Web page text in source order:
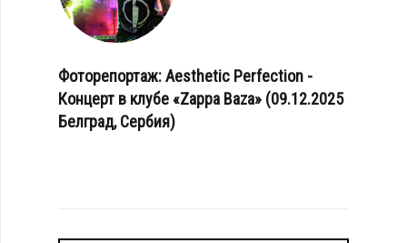
Фоторепортаж: Aesthetic Perfection -
Концерт в клубе «Zappa Baza» (09.12.2025
Белград, Сербия)